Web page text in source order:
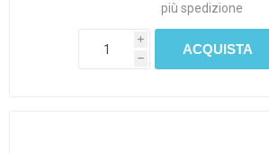
più spedizione
i
h